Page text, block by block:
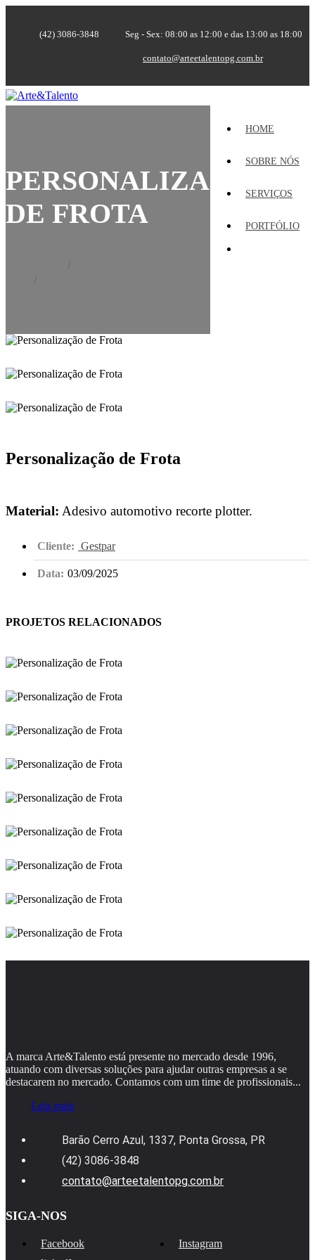
(42) 3086-3848 Seg - Sex: 08:00 as 12:00 e das 13:00 as 18:00
contato@arteetalentopg.com.br
HOME
SOBRE NÓS
SERVIÇOS
PORTFÓLIO
PERSONALIZAÇÃO
DE FROTA
Personalização de Frota
Material: Adesivo automotivo recorte plotter.
Cliente: Gestpar
Data: 03/09/2025
PROJETOS RELACIONADOS
A marca Arte&Talento está presente no mercado desde 1996,
atuando com diversas soluções para ajudar outras empresas a se
destacarem no mercado. Contamos com um time de profissionais...
Leia mais
Barão Cerro Azul, 1337, Ponta Grossa, PR
(42) 3086-3848
contato@arteetalentopg.com.br
SIGA-NOS
Facebook
Instagram